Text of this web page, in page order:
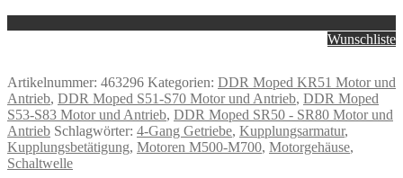
Wunschliste
Artikelnummer: 463296 Kategorien: DDR Moped KR51 Motor und
Antrieb, DDR Moped S51-S70 Motor und Antrieb, DDR Moped
S53-S83 Motor und Antrieb, DDR Moped SR50 - SR80 Motor und
Antrieb Schlagwörter: 4-Gang Getriebe, Kupplungsarmatur,
Kupplungsbetätigung, Motoren M500-M700, Motorgehäuse,
Schaltwelle